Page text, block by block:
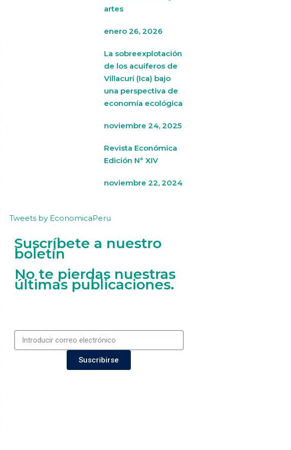
artes
enero 26, 2026
La sobreexplotación
de los acuíferos de
Villacurí (Ica) bajo
una perspectiva de
economía ecológica
noviembre 24, 2025
Revista Económica
Edición N° XIV
noviembre 22, 2024
Tweets by EconomicaPeru
Suscríbete a nuestro
boletín
No te pierdas nuestras
últimas publicaciones.
Suscribirse